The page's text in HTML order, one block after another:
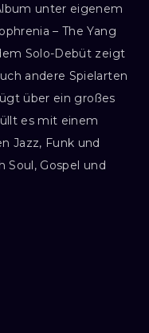
unter eigenem
– The Yang
Solo-Debüt zeigt
andere Spielarten
über ein großes
es mit einem
Jazz, Funk und
Soul, Gospel und